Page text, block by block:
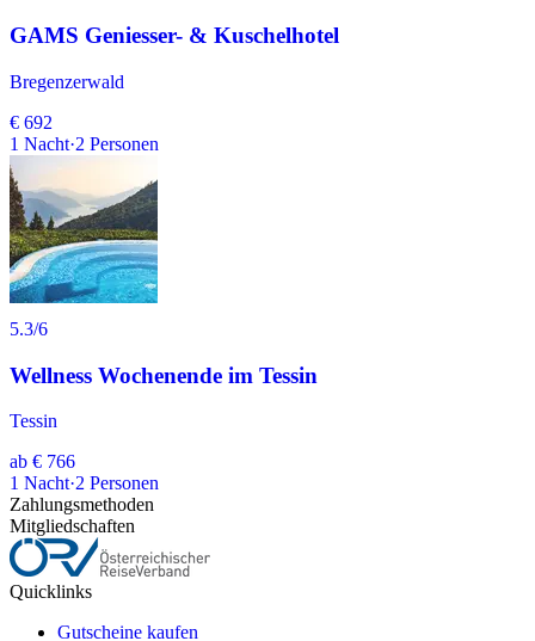
GAMS Geniesser- & Kuschelhotel
Bregenzerwald
€ 692
1 Nacht·2 Personen
5.3/6
Wellness Wochenende im Tessin
Tessin
ab € 766
1 Nacht·2 Personen
Zahlungsmethoden
Mitgliedschaften
Quicklinks
Gutscheine kaufen